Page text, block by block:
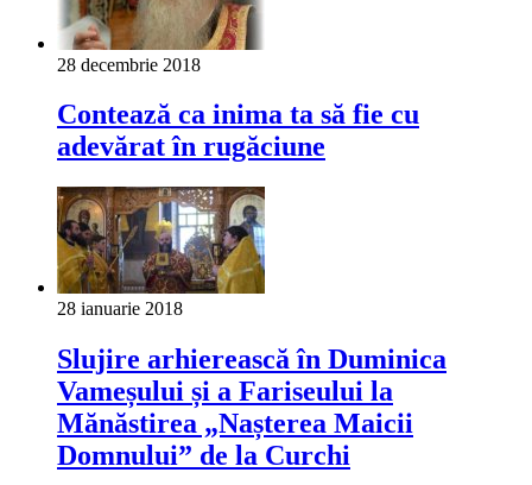
28 decembrie 2018
Contează ca inima ta să fie cu
adevărat în rugăciune
28 ianuarie 2018
Slujire arhierească în Duminica
Vameșului și a Fariseului la
Mănăstirea „Nașterea Maicii
Domnului” de la Curchi